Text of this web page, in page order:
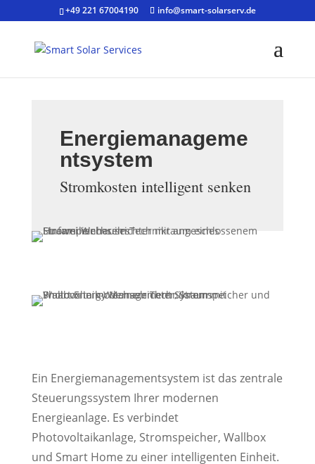
+49 221 67004190 info@smart-solarserv.de
Energiemanageme
ntsystem
Stromkosten intelligent senken
Ein Energiemanagementsystem ist das zentrale
Steuerungssystem Ihrer modernen
Energieanlage. Es verbindet
Photovoltaikanlage, Stromspeicher, Wallbox
und Smart Home zu einer intelligenten Einheit.